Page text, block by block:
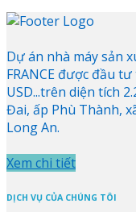
Dự án nhà máy sản
FRANCE được đầu
USD...trên diện tích
Đai, ấp Phù Thành,
Long An.
Xem chi tiết
DỊCH VỤ CỦA CHÚNG TÔI